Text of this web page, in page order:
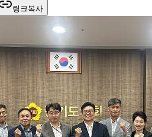
링크복사